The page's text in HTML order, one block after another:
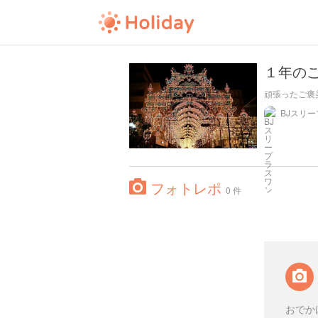
１年の
頑張ったご
フォトレポ 0 件
おで